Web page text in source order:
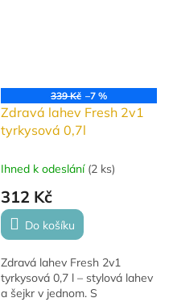
339 Kč –7 %
Zdravá lahev Fresh 2v1
tyrkysová 0,7l
Ihned k odeslání (2 ks)
312 Kč
Do košíku
Zdravá lahev Fresh 2v1
tyrkysová 0,7 l – stylová lahev
a šejkr v jednom. S